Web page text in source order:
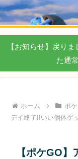
【お知らせ】戻り
た通
ホーム ポ
デイ終了!!いい個体ゲ
【ポケGO